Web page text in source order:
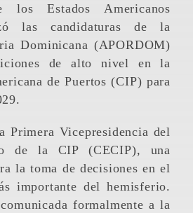
los Estados Americanos
las candidaturas de la
Dominicana (APORDOM)
de alto nivel en la
de Puertos (CIP) para
de la CIP (CECIP), una
la toma de decisiones en el
importante del hemisferio.
formalmente a la